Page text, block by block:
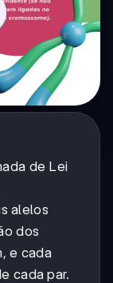
de Lei
alelos
dos
e cada
cada par.